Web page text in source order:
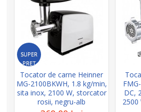
SUPER
PRET
Tocator de carne Heinner
MG-2100BKWH, 1.8 kg/min,
sita inox, 2100 W, storcator
rosii, negru-alb
DC,
2500